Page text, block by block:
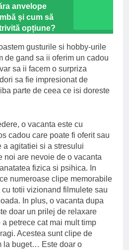
anvelope
și cum să
opțiune?
gusturile si hobby-urile
de gand sa ii oferim un cadou
sa ii facem o surpriza
sa fie impresionat de
parte de ceea ce isi doreste
o vacanta este cu
cadou care poate fi oferit sau
a agitatiei si a stresului
noi are nevoie de o vacanta
fizica si psihica. In
numeroase clipe memorabile
totii vizionand filmulete sau
In plus, o vacanta dupa
doar un prilej de relaxare
petrece cat mai mult timp
Acestea sunt clipe de
la buget… Este doar o